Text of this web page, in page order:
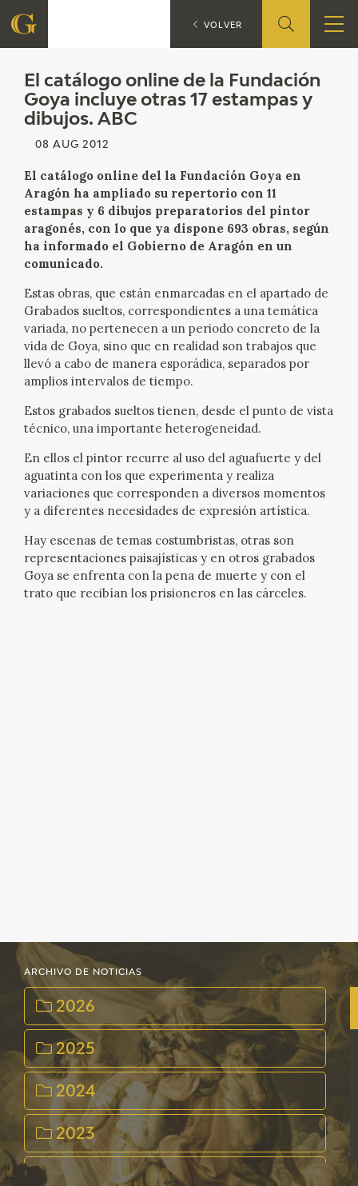
FOUNDATION
QUIENES SOMOS
CORPORATE ACTION
EXPOSICIONES
ACTIVIDADES
FRANCISCO DE GOYA
PUBLICACIONES
SHOP
ONLINE SHOP
EDUCA
RECURSOS EDUCATIVOS
El catálogo online de la Fundación
Goya incluye otras 17 estampas y
dibujos. ABC
08 AUG 2012
El catálogo online del la Fundación Goya en
Aragón ha ampliado su repertorio con 11
estampas y 6 dibujos preparatorios del pintor
aragonés, con lo que ya dispone 693 obras, según
ha informado el Gobierno de Aragón en un
comunicado.
Estas obras, que están enmarcadas en el apartado de
Grabados sueltos, correspondientes a una temática
variada, no pertenecen a un periodo concreto de la
vida de Goya, sino que en realidad son trabajos que
llevó a cabo de manera esporádica, separados por
amplios intervalos de tiempo.
Estos grabados sueltos tienen, desde el punto de vista
técnico, una importante heterogeneidad.
En ellos el pintor recurre al uso del aguafuerte y del
aguatinta con los que experimenta y realiza
variaciones que corresponden a diversos momentos
y a diferentes necesidades de expresión artística.
Hay escenas de temas costumbristas, otras son
representaciones paisajísticas y en otros grabados
Goya se enfrenta con la pena de muerte y con el
trato que recibían los prisioneros en las cárceles.
ARCHIVO DE NOTICIAS
2026
2025
2024
2023
2022
El catálogo online de la
VOLVER